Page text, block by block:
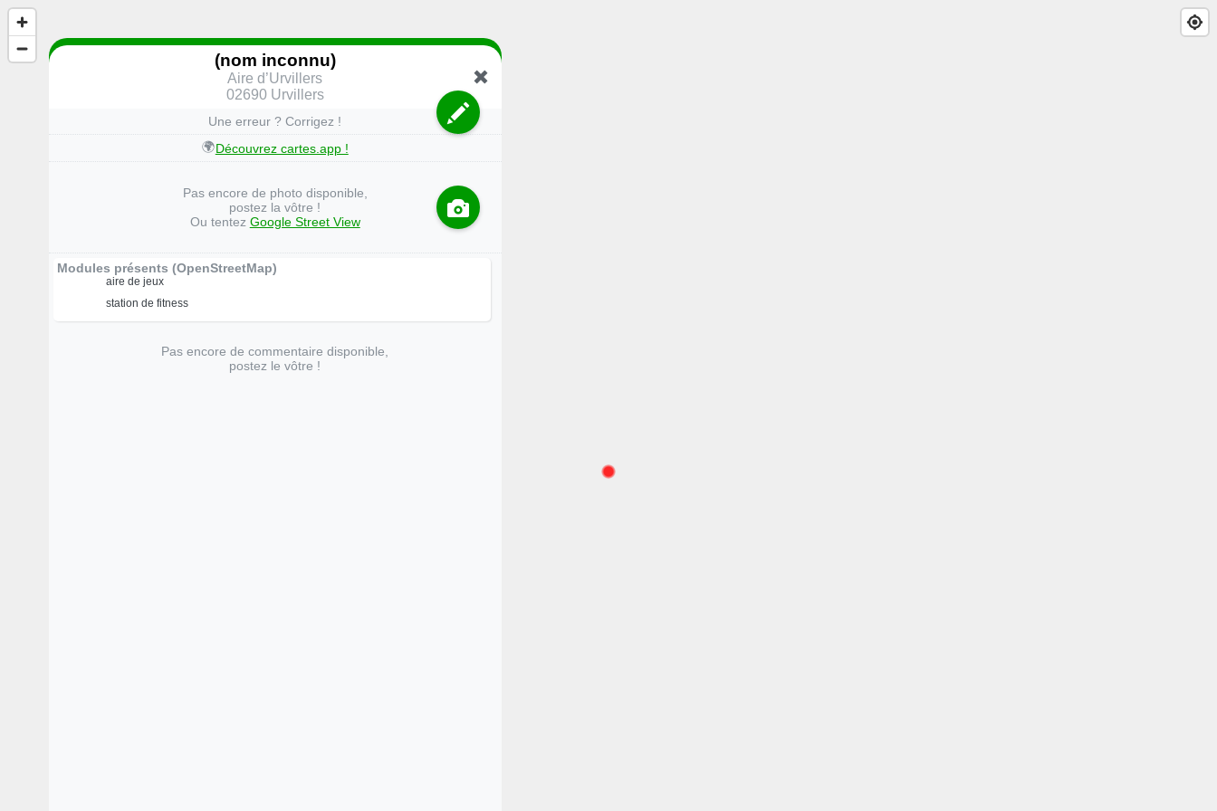
(nom inconnu)
Aire d’Urvillers
02690 Urvillers
Une erreur ? Corrigez !
🌍Découvrez cartes.app !
Pas encore de photo disponible,
postez la vôtre !
Ou tentez Google Street View
Modules présents (OpenStreetMap)
aire de jeux
station de fitness
Pas encore de commentaire disponible,
postez le vôtre !